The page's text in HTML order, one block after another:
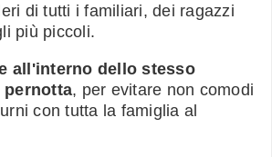
di tutti i familiari, dei ragazzi
più piccoli.
all'interno dello stesso
pernotta, per evitare non comodi
con tutta la famiglia al